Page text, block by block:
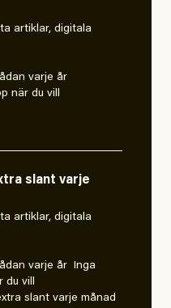
artiklar, digitala
varje år
när du vill
slant varje
artiklar, digitala
varje år Inga
du vill
slant varje månad